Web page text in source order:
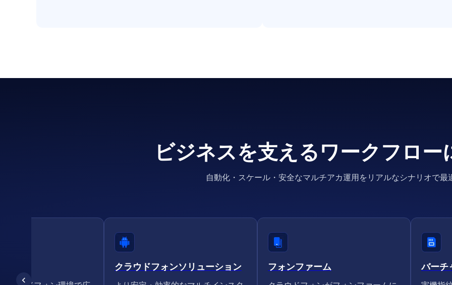
ビジネスを支えるワークフロー
自動化・スケール・安全なマルチアカ運用をリアルなシナリオで最
クラウドフォンソリューション フォンファーム バーチ